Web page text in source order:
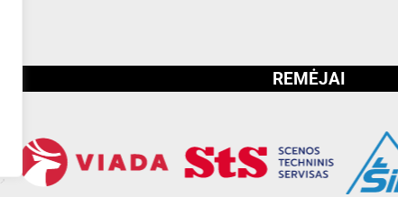
REMĖJAI